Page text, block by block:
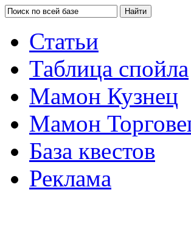
Статьи
Таблица спойла
Мамон Кузнец
Мамон
База квестов
Реклама